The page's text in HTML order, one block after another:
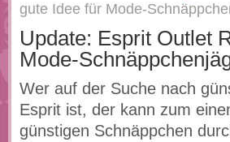
gute Idee für Mode-
Update: Esprit Outlet
Mode-
Wer auf der Suche nach
Esprit ist, der kann zum
günstigen Schnäppchen